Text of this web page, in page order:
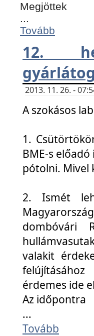
Megjöttek
...
Tovább
12.
2013. 11. 26. -
A szokásos
1.
BME-s
pótolni. Mivel
2. Ismét
dombóvári
valakit
érdemes ide
Az időpontra
...
Tovább